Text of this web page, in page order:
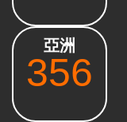
SELECT LANGUAGE
會員登入
亞洲
356